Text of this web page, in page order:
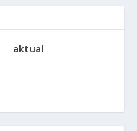
aktual